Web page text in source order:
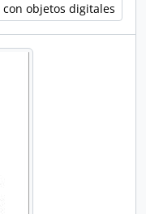
objetos digitales